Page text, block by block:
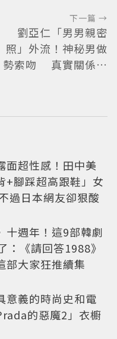
下一篇 →
劉亞仁「男男親密
照」外流！神秘男做
勢索吻 真實關係引
面超性感！田中美
+腳踩超高跟鞋」女
過日本網友卻狠酸
十週年！這9部韓劇
：《請回答1988》
部大家狂推續集
意義的時尚史和電
的惡魔2」衣櫥